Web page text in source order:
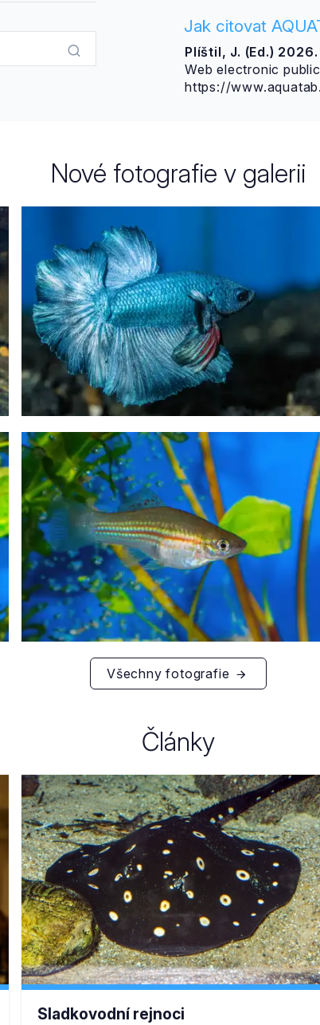
Jak citovat
Plíštil, J. (Ed.) 2026.
Web electronic
https://
Nové fotografie v galerii
Megalamphodus eques
tetra krvavá
Hoplisoma habrosum
pancéřníček třískvrnný
Všechny fotografie
Články
Sladkovodní rejnoci